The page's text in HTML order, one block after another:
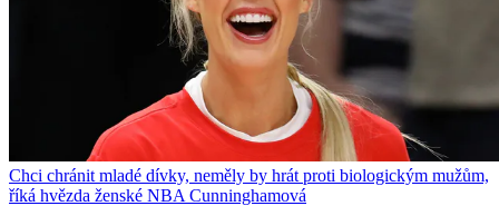
Chci chránit mladé dívky, neměly by hrát proti biologickým mužům,
říká hvězda ženské NBA Cunninghamová